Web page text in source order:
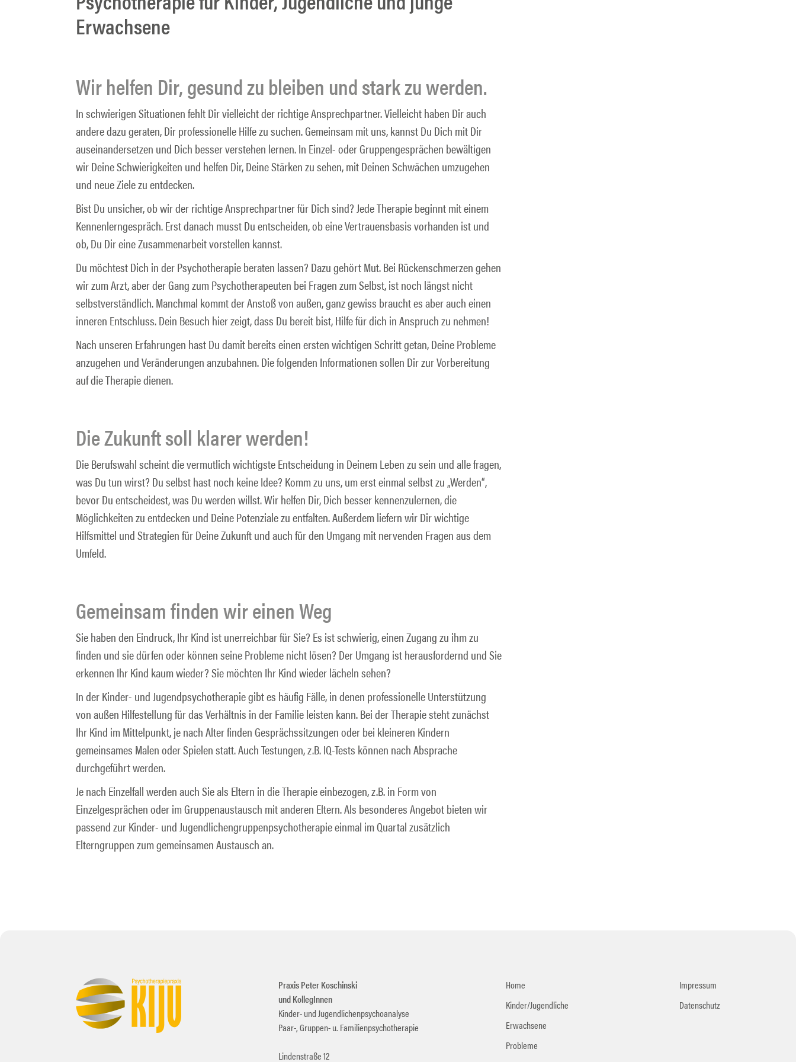
Erwachsene
Wir helfen Dir, gesund zu bleiben und stark zu werden.
In schwierigen Situationen fehlt Dir vielleicht der richtige Ansprechpartner. Vielleicht haben Dir auch
andere dazu geraten, Dir professionelle Hilfe zu suchen. Gemeinsam mit uns, kannst Du Dich mit Dir
auseinandersetzen und Dich besser verstehen lernen. In Einzel- oder Gruppengesprächen bewältigen
wir Deine Schwierigkeiten und helfen Dir, Deine Stärken zu sehen, mit Deinen Schwächen umzugehen
und neue Ziele zu entdecken.
Bist Du unsicher, ob wir der richtige Ansprechpartner für Dich sind? Jede Therapie beginnt mit einem
Kennenlerngespräch. Erst danach musst Du entscheiden, ob eine Vertrauensbasis vorhanden ist und
ob, Du Dir eine Zusammenarbeit vorstellen kannst.
Du möchtest Dich in der Psychotherapie beraten lassen? Dazu gehört Mut. Bei Rückenschmerzen gehen
wir zum Arzt, aber der Gang zum Psychotherapeuten bei Fragen zum Selbst, ist noch längst nicht
selbstverständlich. Manchmal kommt der Anstoß von außen, ganz gewiss braucht es aber auch einen
inneren Entschluss. Dein Besuch hier zeigt, dass Du bereit bist, Hilfe für dich in Anspruch zu nehmen!
Nach unseren Erfahrungen hast Du damit bereits einen ersten wichtigen Schritt getan, Deine Probleme
anzugehen und Veränderungen anzubahnen. Die folgenden Informationen sollen Dir zur Vorbereitung
auf die Therapie dienen.
Die Zukunft soll klarer werden!
Die Berufswahl scheint die vermutlich wichtigste Entscheidung in Deinem Leben zu sein und alle fragen,
was Du tun wirst? Du selbst hast noch keine Idee? Komm zu uns, um erst einmal selbst zu „Werden“,
bevor Du entscheidest, was Du werden willst. Wir helfen Dir, Dich besser kennenzulernen, die
Möglichkeiten zu entdecken und Deine Potenziale zu entfalten. Außerdem liefern wir Dir wichtige
Hilfsmittel und Strategien für Deine Zukunft und auch für den Umgang mit nervenden Fragen aus dem
Umfeld.
Gemeinsam finden wir einen Weg
Sie haben den Eindruck, Ihr Kind ist unerreichbar für Sie? Es ist schwierig, einen Zugang zu ihm zu
finden und sie dürfen oder können seine Probleme nicht lösen? Der Umgang ist herausfordernd und Sie
erkennen Ihr Kind kaum wieder? Sie möchten Ihr Kind wieder lächeln sehen?
In der Kinder- und Jugendpsychotherapie gibt es häufig Fälle, in denen professionelle Unterstützung
von außen Hilfestellung für das Verhältnis in der Familie leisten kann. Bei der Therapie steht zunächst
Ihr Kind im Mittelpunkt, je nach Alter finden Gesprächssitzungen oder bei kleineren Kindern
gemeinsames Malen oder Spielen statt. Auch Testungen, z.B. IQ-Tests können nach Absprache
durchgeführt werden.
Je nach Einzelfall werden auch Sie als Eltern in die Therapie einbezogen, z.B. in Form von
Einzelgesprächen oder im Gruppenaustausch mit anderen Eltern. Als besonderes Angebot bieten wir
passend zur Kinder- und Jugendlichengruppenpsychotherapie einmal im Quartal zusätzlich
Elterngruppen zum gemeinsamen Austausch an.
Praxis Peter Koschinski
und KollegInnen
Kinder- und Jugendlichenpsychoanalyse
Paar-, Gruppen- u. Familienpsychotherapie
Lindenstraße 12
Home
Kinder/Jugendliche
Erwachsene
Probleme
Impressum
Datenschutz